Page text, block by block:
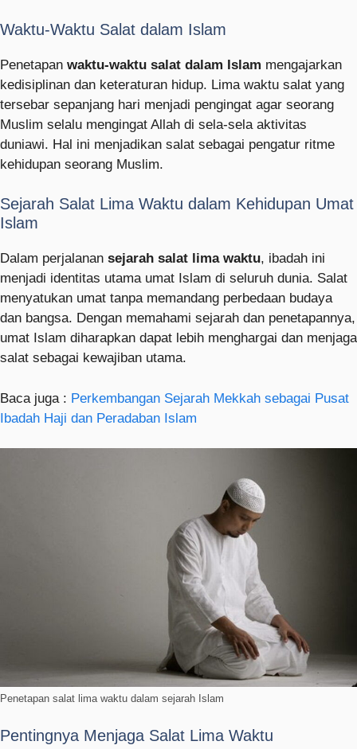
Waktu-Waktu Salat dalam Islam
Penetapan waktu-waktu salat dalam Islam mengajarkan
kedisiplinan dan keteraturan hidup. Lima waktu salat yang
tersebar sepanjang hari menjadi pengingat agar seorang
Muslim selalu mengingat Allah di sela-sela aktivitas
duniawi. Hal ini menjadikan salat sebagai pengatur ritme
kehidupan seorang Muslim.
Sejarah Salat Lima Waktu dalam Kehidupan Umat
Islam
Dalam perjalanan sejarah salat lima waktu, ibadah ini
menjadi identitas utama umat Islam di seluruh dunia. Salat
menyatukan umat tanpa memandang perbedaan budaya
dan bangsa. Dengan memahami sejarah dan penetapannya,
umat Islam diharapkan dapat lebih menghargai dan menjaga
salat sebagai kewajiban utama.
Baca juga : Perkembangan Sejarah Mekkah sebagai Pusat
Ibadah Haji dan Peradaban Islam
Penetapan salat lima waktu dalam sejarah Islam
Pentingnya Menjaga Salat Lima Waktu